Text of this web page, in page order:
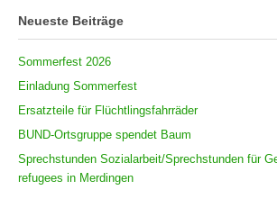
Neueste Beiträge
Sommerfest 2026
Einladung Sommerfest
Ersatzteile für Flüchtlingsfahrräder
BUND-Ortsgruppe spendet Baum
Sprechstunden Sozialarbeit/Sprechstunden für
refugees in Merdingen